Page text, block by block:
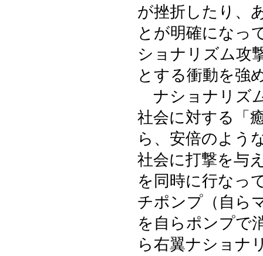
が挫折したり、
とが明確になっ
ショナリズム攻
とする衝動を強
ナショナリズ
社会に対する「
ら、安倍のよう
社会に打撃を与
を同時に行なっ
チポンプ（自ら
を自らポンプで
ら右翼ナショナ